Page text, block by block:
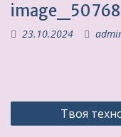
23.10.2024
Навигация
по
Твоя